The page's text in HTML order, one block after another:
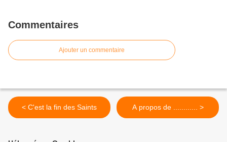
Commentaires
Ajouter un commentaire
< C'est la fin des Saints A propos de ............ >